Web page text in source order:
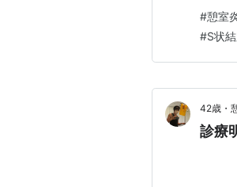
誰が聞
知識と
#憩室
#S状
42歳・
診療